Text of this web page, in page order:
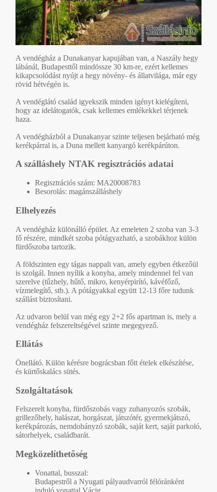
A vendégház a Dunakanyar kapujában van, a Naszály hegy
lábánál, Budapesttől mindössze 30 km-re, ezért kellemes
kikapcsolódást nyújt a hegy növény- és állatvilága, már egy
rövid hétvégén is.
A vendéglátó család igyekszik minden igényt kielégíteni,
hogy az idelátogatók, csak kellemes emlékekkel térjenek
haza.
A vendégházból a Dunakanyar szinte teljesen bejárható még
kerékpárral is, a Duna mellett kanyargó kerékpárúton.
A szálláshely NTAK regisztrációs adatai
Regisztrációs szám: MA20008783
Besorolás: magánszálláshely
Elhelyezés
A vendégház különálló épület. Az emeleten 2 szoba van 3-3
fő részére, mindkét szoba pótágyazható, a szobákhoz külön
fürdőszoba tartozik.
A földszinten egy tágas nappali van, amely egyben étkezőül
is szolgál. Innen nyílik a konyha, amely mindennel fel van
szerelve (tűzhely, hűtő, mikro, kenyérpirító, kávéfőző,
vízmelegítő, stb.). A pótágyakkal együtt 12-13 főre tudunk
szállást biztosítani.
Az udvaron belül van még egy 2+2 fős apartman is, mely a
vendégház felszereltségével szinte megegyező.
Ellátás
Önellátó. Külön kérésre bográcsban főtt ételek elkészítése,
és kürtőskalács sütés.
Szolgáltatások
Felszerelt konyha, fürdőszobás vagy zuhanyozós szobák,
grillezőhely, halászat, horgászat, játszótér, gyermekjátszó,
kerékpározás, nemdohányzó szobák, saját kert, saját parkoló,
sátorhelyek, családbarát.
Megközelíthetőség
Vonattal, busszal:
Budapestről a Nyugati pályaudvarról félóránként
induló vonattal Vácig.